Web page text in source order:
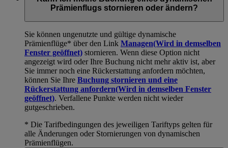
Prämienflugs stornieren oder ändern?
Sie können ungenutzte und gültige dynamische
Prämienflüge* über den Link Managen(Wird in demselben
Fenster geöffnet) stornieren. Wenn diese Option nicht
angezeigt wird oder Ihre Buchung nicht mehr aktiv ist, aber
Sie immer noch eine Rückerstattung anfordern möchten,
können Sie Ihre Buchung stornieren und eine
Rückerstattung anfordern(Wird in demselben Fenster
geöffnet). Verfallene Punkte werden nicht wieder
gutgeschrieben.
* Die Tarifbedingungen des jeweiligen Tariftyps gelten für
alle Änderungen oder Stornierungen von dynamischen
Prämienflügen.